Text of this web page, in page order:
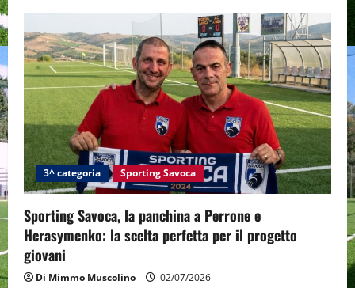
3^ categoria Sporting Savoca
Sporting Savoca, la panchina a Perrone e
Herasymenko: la scelta perfetta per il progetto
giovani
Di Mimmo Muscolino 02/07/2026